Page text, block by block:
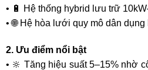
• 🔋 Hệ thống hybrid lưu trữ
• 🌐 Hệ hòa lưới quy mô dân
2. Ưu điểm nổi bật
• 🔆 Tăng hiệu suất 5–15% nhờ